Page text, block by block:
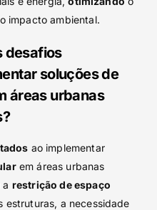
o impacto ambiental.
desafios
soluções de
áreas urbanas
ao implementar
em áreas urbanas
a restrição de espaço
estruturas, a necessidade